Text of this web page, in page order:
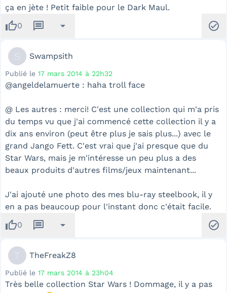
ça en jète ! Petit faible pour le Dark Maul.
thumb_up0 message arrow_drop_down check_circle
Swampsith
Publié le 17 mars 2014 à 22h32
@angeldelamuerte : haha troll face
@ Les autres : merci! C'est une collection qui m'a pris
du temps vu que j'ai commencé cette collection il y a
dix ans environ (peut être plus je sais plus...) avec le
grand Jango Fett. C'est vrai que j'ai presque que du
Star Wars, mais je m'intéresse un peu plus a des
beaux produits d'autres films/jeux maintenant...
J'ai ajouté une photo des mes blu-ray steelbook, il y
en a pas beaucoup pour l'instant donc c'était facile.
thumb_up0 message arrow_drop_down check_circle
TheFreakZ8
Publié le 17 mars 2014 à 23h04
Très belle collection Star Wars ! Dommage, il y a pas